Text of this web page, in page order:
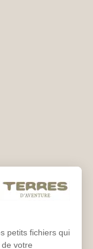
petits fichiers qui
votre